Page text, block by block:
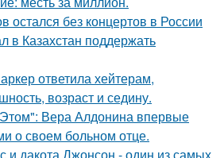
остался без концертов в России
в Казахстан поддержать
ответила хейтерам,
возраст и седину.
Вера Алдонина впервые
о своем больном отце.